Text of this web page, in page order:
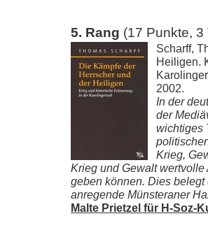
5. Rang (17 Punkte, 3
Scharff,
Heiligen.
2002.
In der
der
wichtiges
Krieg,
Krieg und Gewalt
geben können. Dies
anregende Münsteraner
Malte Prietzel für H-Soz-